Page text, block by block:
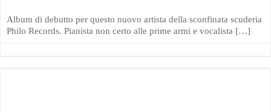
Album di debutto per questo nuovo artista della sconfinata scuderia
Philo Records. Pianista non certo alle prime armi e vocalista […]